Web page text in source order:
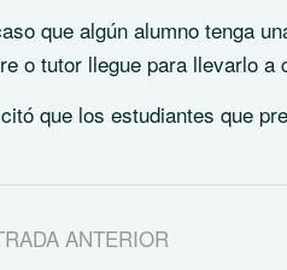
que algún alumno tenga
o tutor llegue para llevarlo a
que los estudiantes que
ANTERIOR